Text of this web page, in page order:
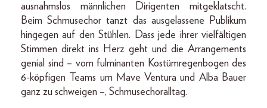
ausnahmslos männlichen Dirigenten mitgeklatscht.
Beim ­Schmusechor tanzt das ausgelassene Publikum
hingegen auf den Stühlen. Dass jede ihrer vielfältigen
Stimmen direkt ins Herz geht und die Arrangements
genial sind – vom fulminanten Kostümregenbogen des
6-köpfigen Teams um Mave Ventura und Alba Bauer
ganz zu schweigen –, Schmusechoralltag.